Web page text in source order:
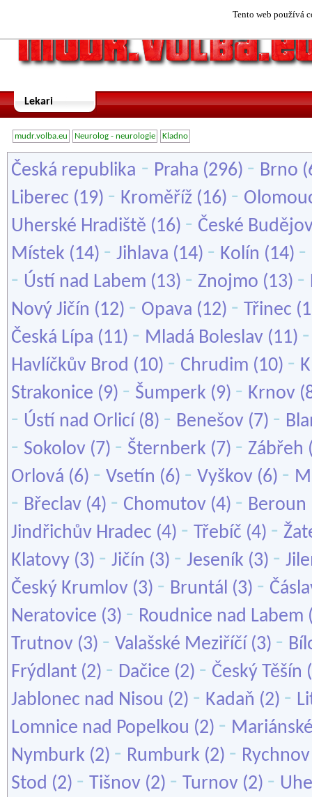
Tento web používá
Lekari
mudr.volba.eu Neurolog - neurologie Kladno
Česká republika - Praha (296) - Brno
Liberec (19) - Kroměříž (16) -
Uherské Hradiště (16) - České
Místek (14) - Jihlava (14) - Kolín (14) -
- Ústí nad Labem (13) - Znojmo (13) -
Nový Jičín (12) - Opava (12) - Třinec
Česká Lípa (11) - Mladá Boleslav (11)
Havlíčkův Brod (10) - Chrudim (10) -
Strakonice (9) - Šumperk (9) - Krnov
- Ústí nad Orlicí (8) - Benešov (7) -
- Sokolov (7) - Šternberk (7) - Zábřeh
Orlová (6) - Vsetín (6) - Vyškov (6) -
- Břeclav (4) - Chomutov (4) - Beroun
Jindřichův Hradec (4) - Třebíč (4) -
Klatovy (3) - Jičín (3) - Jeseník (3) -
Český Krumlov (3) - Bruntál (3) -
Neratovice (3) - Roudnice nad Labem
Trutnov (3) - Valašské Meziříčí (3) -
Frýdlant (2) - Dačice (2) - Český Těšín
Jablonec nad Nisou (2) - Kadaň (2) -
Lomnice nad Popelkou (2) -
Nymburk (2) - Rumburk (2) -
Stod (2) - Tišnov (2) - Turnov (2) -